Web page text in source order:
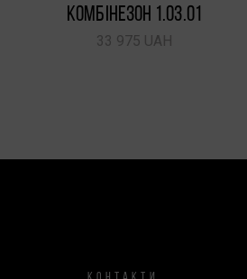
КОМБІНЕЗОН 1.03.01
33 975 UAH